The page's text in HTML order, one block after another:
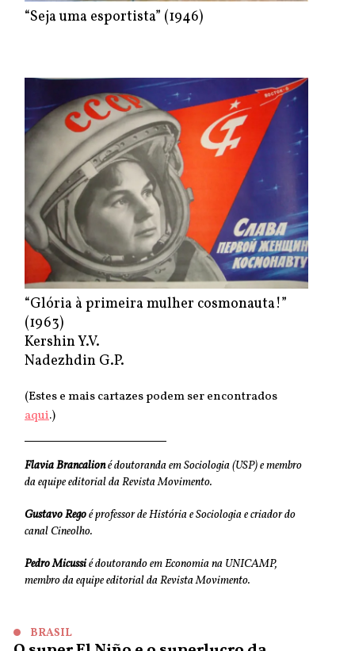
“Seja uma esportista” (1946)
“Glória à primeira mulher cosmonauta!”
(1963)
Kershin Y.V.
Nadezhdin G.P.
(Estes e mais cartazes podem ser encontrados
aqui.)
Flavia Brancalioné doutoranda em Sociologia (USP) e membro
da equipe editorial da Revista Movimento.
Gustavo Regoé professor de História e Sociologia e criador do
canal Cineolho.
Pedro Micussié doutorando em Economia na UNICAMP,
membro da equipe editorial da Revista Movimento.
BRASIL